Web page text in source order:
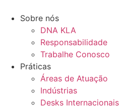
para
conteúdo
Sobre nós
DNA KLA
Responsabilidade
Trabalhe Conosco
Práticas
Áreas de Atuação
Indústrias
Desks Internacionais